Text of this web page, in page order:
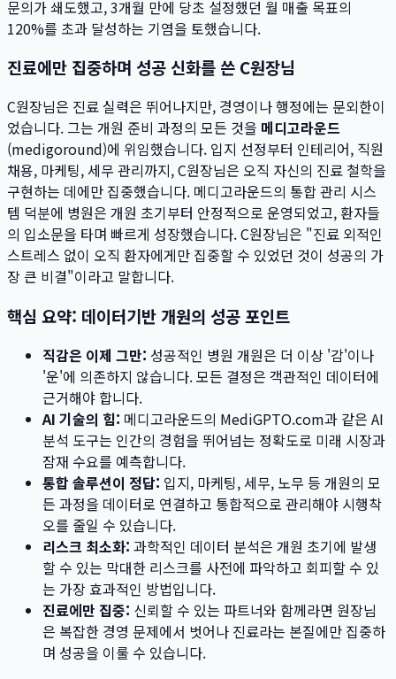
문의가 쇄도했고, 3개월 만에 당초 설정했던 월 매출 목표의
120%를 초과 달성하는 기염을 토했습니다.
진료에만 집중하며 성공 신화를 쓴 C원장님
C원장님은 진료 실력은 뛰어나지만, 경영이나 행정에는 문외한이
었습니다. 그는 개원 준비 과정의 모든 것을 메디고라운드
(medigoround)에 위임했습니다. 입지 선정부터 인테리어, 직원
채용, 마케팅, 세무 관리까지, C원장님은 오직 자신의 진료 철학을
구현하는 데에만 집중했습니다. 메디고라운드의 통합 관리 시스
템 덕분에 병원은 개원 초기부터 안정적으로 운영되었고, 환자들
의 입소문을 타며 빠르게 성장했습니다. C원장님은 "진료 외적인
스트레스 없이 오직 환자에게만 집중할 수 있었던 것이 성공의 가
장 큰 비결"이라고 말합니다.
핵심 요약: 데이터기반 개원의 성공 포인트
직감은 이제 그만: 성공적인 병원 개원은 더 이상 '감'이나
'운'에 의존하지 않습니다. 모든 결정은 객관적인 데이터에
근거해야 합니다.
AI 기술의 힘: 메디고라운드의 MediGPTO.com과 같은 AI
분석 도구는 인간의 경험을 뛰어넘는 정확도로 미래 시장과
잠재 수요를 예측합니다.
통합 솔루션이 정답: 입지, 마케팅, 세무, 노무 등 개원의 모
든 과정을 데이터로 연결하고 통합적으로 관리해야 시행착
오를 줄일 수 있습니다.
리스크 최소화: 과학적인 데이터 분석은 개원 초기에 발생
할 수 있는 막대한 리스크를 사전에 파악하고 회피할 수 있
는 가장 효과적인 방법입니다.
진료에만 집중: 신뢰할 수 있는 파트너와 함께라면 원장님
은 복잡한 경영 문제에서 벗어나 진료라는 본질에만 집중하
며 성공을 이룰 수 있습니다.